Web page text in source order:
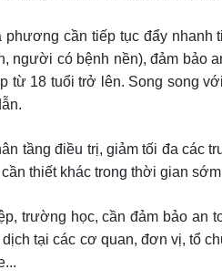
phương cần tiếp tục đẩy
người có bệnh nền), đảm bảo
từ 18 tuổi trở lên. Song song
tầng điều trị, giảm tối đa các
thiết khác trong thời gian
trường học, cần đảm bảo an
tại các cơ quan, đơn vị, tổ